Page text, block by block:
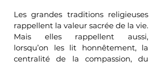
Les grandes traditions religieuses
rappellent la valeur sacrée de la vie.
Mais elles rappellent aussi,
lorsqu’on les lit honnêtement, la
centralité de la compassion, du